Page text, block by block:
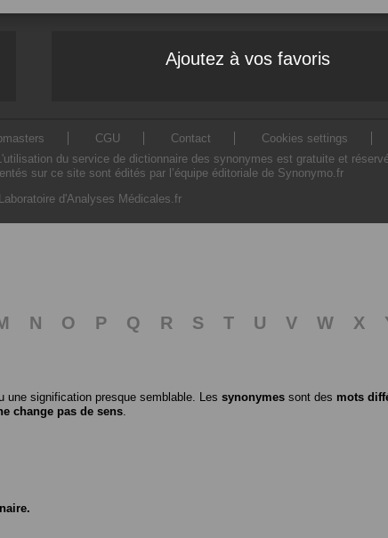
Ajoutez à vos favoris
CGU Contact
Cookies settings
du service de dictionnaire des synonymes est gratuite et
sur ce site sont édités par l’équipe éditoriale de Synonymo.fr
Laboratoire d'Analyses Médicales.fr
N O P Q R S T U V W X
signification presque semblable. Les synonymes sont des mots
change pas de sens